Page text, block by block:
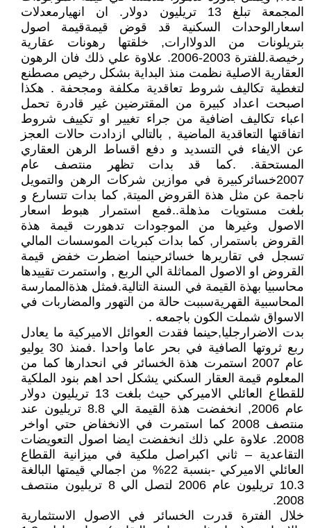
المجمعة تبلغ 13 تريليون دولار. ان انهيارمعدلات
اسعارالوحدات السكنية قد قوض قيمةقيمة اصول
بتريلونات من الدولاارات, خلقتها رهونات عقارية
رخيصة.للفترة 2003-2006. علاوة علي ذلك فان الرهون
العقارية الاصلية نظمت منذ البداية بشكل رخيص مصطنع
لتغطية تكاليف شروط تعاقدية مكلفة ومجحفة . هكذا
اصبحت اعداد كبيرة من المقترضين غير قادرة تحمل
اعباء تكاليف اضافية من جراء تغيير او تكييف شروط
اتفاقتها التعاقدية الماضية , بالتالي ازدادت حالات العجز
عن الايفاء في التسديد و دفع اقساط الرهن العقاري
المستحقة. .كما قد بدات تظهر منتصف عام
2007خسائركبيرة في موازين شركات الرهن والتمويل
ناجمة عن مثل هذة القروض الميتة, كما بدات تتسارع و
بلغت مستويات مذهلة..فمع استمرار هبوط اسعار
الاصول وغيرها من الموجودات تدهورت قيمة هذة
القروض باستمرار, كما بدات كبريات الموسسات المالي
تسجل في تقاريرها خسائرحينما اضطرت خفض قيمة
القروض او الاصول المماثلة الي الربع , واستمرت تقييدها
محاسبيا بهذة القيمة في السنة التالية.فمثل هذةالممارسة
المحاسبية القهريةسببت حالة من التهور والمضاربات في
الاسواق شملت الكون باجمعه .
بدت الاضرارجليا,حينما فقدت العوائل الاميركية ما يعادل
ربع ثروتها الصافية في بحر عاما واحدا .فمنذ 30 يوليو
عام 2007 استمرت هذة الخسائر في انحدارها كما من
المعلوم قيمة العقار السكني يشكل احد اهم بنود الملكية
للقطاع العائلي الاميركي حيث بلغت 13 تريليون دولار
عام 2006, انخفضت هذة القيمة الي 8.8 تريليون عند
منتصف 2008 كما استمرت في الانخفاض حتي اواخر
2008. علاوة علي ذلك انخفضت ايضا اصول التعويضات
التقاعدية – ثاني اكبراصل ملكية في ميزانية القطاع
العائلي الاميركي -بنسبة 22% من اجمالي قيمتها البالغة
10.3 تريليون عام 2006 لتصل الي 8 تريليون منتصف
2008.
خلال الفترة قدرت الخسائر في الاصول الاستثمارية